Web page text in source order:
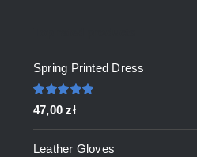
Spring Printed Dress
Oceniono
5.00
47,00zł
Leather Gloves